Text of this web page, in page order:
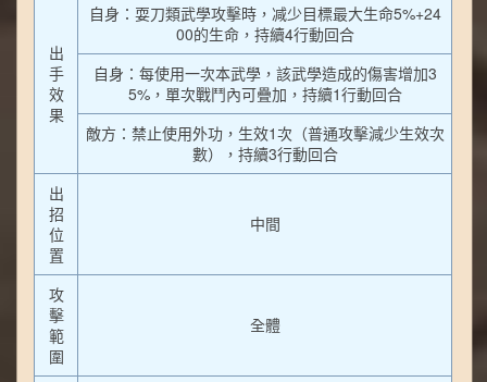
出
手
效
果
自身：耍刀類武學攻擊時，减少目標最大生命5%+24
00的生命，持續4行動回合
自身：每使用一次本武學，該武學造成的傷害增加3
5%，單次戰鬥內可疊加，持續1行動回合
敵方：禁止使用外功，生效1次（普通攻擊減少生效次
數），持續3行動回合
出
招
位
置
中間
攻
擊
範
圍
全體